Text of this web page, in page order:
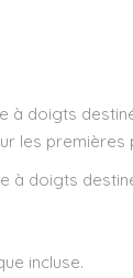
à doigts
les premières
à doigts
incluse.